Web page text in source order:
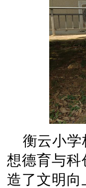
衡云小
想德育与
造了文明